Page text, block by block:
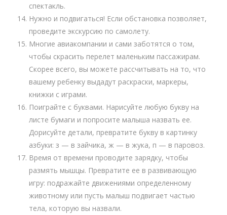
спектакль.
Нужно и подвигаться! Если обстановка позволяет,
проведите экскурсию по самолету.
Многие авиакомпании и сами заботятся о том,
чтобы скрасить перелет маленьким пассажирам.
Скорее всего, вы можете рассчитывать на то, что
вашему ребенку выдадут раскраски, маркеры,
книжки с играми.
Поиграйте с буквами. Нарисуйте любую букву на
листе бумаги и попросите малыша назвать ее.
Дорисуйте детали, превратите букву в картинку
азбуки: з — в зайчика, ж — в жука, п — в паровоз.
Время от времени проводите зарядку, чтобы
размять мышцы. Превратите ее в развивающую
игру: подражайте движениями определенному
животному или пусть малыш подвигает частью
тела, которую вы назвали.